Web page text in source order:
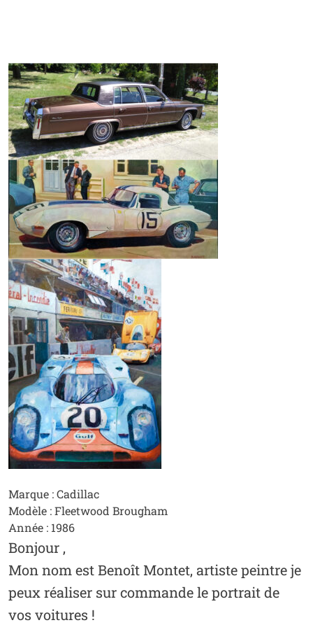
Marque : Cadillac
Modèle : Fleetwood Brougham
Année : 1986
Bonjour ,
Mon nom est Benoît Montet, artiste peintre je
peux réaliser sur commande le portrait de
vos voitures !